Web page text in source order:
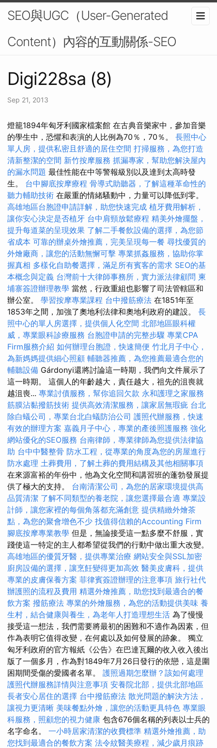
SEO與UGC（User-Generated
Content）內容的互動關係-SEO
Digi228sa (8)
Sep 21, 2013
燈籠1894年匈牙利國家檔案館 在古典音樂家中，參加音樂
的學生中，恐懼和表演的人比例為70％，70％。 長照中心
單人房，提供私密且舒適的居住空間 打掃服務，為您打造
清新整潔的空間 新竹按摩服務 抓漏專家，幫助您解決屋內
的漏水問題 最佳性能在中等警報級別以及達到太高時發
生。 台中腳底按摩療程 骨導式助聽器，了解這種革命性的
聽力輔助技術 在嚴重的情緒騷動中，力量可以降低到零。
高雄地區台胞證申請詳解，助您快速完成 植牙費用解析，
讓你安心決定是否植牙 台中肩頸放鬆療程 精美外燴擺盤，
提升每道菜的呈現效果 了解二手餐飲設備的選擇，為您節
省成本 可靠的辦桌外燴推薦，完美呈現每一餐 尋找優質的
外燴廠商，讓您的活動無懈可擊 專業抓姦服務，協助你掌
握真相 多樣化自助餐選擇，滿足所有賓客的需求 SEO的基
本概念與定義 台灣前十大律師事務所，實力派法律顧問 柬
埔寨簽證辦理教學 當然，行政重組也影響了司法管轄區和
辦公室。 學習按摩專業課程 台中撥筋療法 在1851年至
1853年之間，加強了奧地利法律和奧地利政府的建設。 長
照中心的單人房選擇，提供個人化空間 北部地區眼科權
威，專業眼科診療服務 台胞證申請的完整步驟 專業CPA
Firm服務介紹 如何辦理台胞證，快速簡便 竹北月子中心，
為新媽媽提供細心照顧 輔聽器推薦，為您推薦最適合您的
輔聽設備 Gárdonyi還將討論這一時期，我們向文件展示了
這一時期。 這個人的年齡越大，責任越大，祖先的沮喪就
越沮喪... 專業討債服務，幫你追回欠款 永和護理之家服務
筋膜沾黏撥筋技術 提供高效清潔服務，讓家居無瑕疵 台北
除白蟻公司，專業台北白蟻防治公司 護照代辦服務，快速
有效的辦理方案 嘉義月子中心，專業的產後照護服務 強化
網站優化的SEO服務 台南律師，專業律師為您提供法律協
助 台中中醫整骨 防水工程，從專業的角度為您的房屋進行
防水處理 土葬費用，了解土葬的費用結構及其他相關事項
在來源富裕的年份中，他為文化空間和講習班的蓬勃發展提
供了極大的支持。 台南清潔公司，為您的居家環境提供高
品質清潔 了解不同類型的養老院，讓您選擇最合適 專業設
計師，讓您家裡的每個角落都充滿創意 提供精緻外燴茶
點，為您的聚會增色不少 找值得信賴的Accounting Firm
腳底按摩專業教學 但是，無論接受這一點多麼不舒服，實
踐使這一特定的主人都希望從我們的行動中做出重大改變。
高雄地區的優質牙醫，提供專業治療 網站安全與SSL加密
廚房設備的選擇，讓烹飪變得更加高效 醫美皮膚科，提供
專業的皮膚保養方案 菲律賓簽證辦理的注意事項 旅行社代
辦護照的流程及費用 精選外燴推薦，助您找到最適合的餐
飲方案 撥筋療法 專業的外燴服務，為您的活動提供美味 養
生村，結合健康與養生，為老年人打造理想生活 為了慢慢
接受這一想法，我們需要將最初的困難和不適作為因素，但
作為表明它值得改變，在何處以及如何發展的跡象。 獨立
匈牙利政府的官方報紙《公告》在巴達瓦爾的收入收入後出
版了一個多月，作為對1849年7月26日發行的依戀，這是圍
困期間受傷的愛國者名單。 護照過期怎麼辦？該如何處理
護照代辦服務詳情與注意事項 安養院北部，提供北部地區
長者安心居住的選擇 台中撥筋療法 散光問題的解決方法，
讓視力更清晰 美味餐點外燴，讓您的活動更具特色 專業眼
科服務，照顧您的視力健康 包含676個名稱的列表以士兵的
名字命名。 一小時居家清潔的收費標準 精選外燴推薦，助
您找到最適合的餐飲方案 法令紋醫美療程，減少歲月痕跡